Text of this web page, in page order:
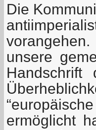
Die
unsere
ermöglicht